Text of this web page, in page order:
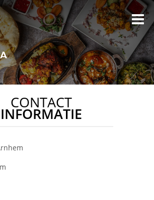
CONTACT
INFORMATIE